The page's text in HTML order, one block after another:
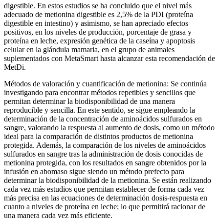
digestible. En estos estudios se ha concluido que el nivel más
adecuado de metionina digestible es 2,5% de la PDI (proteína
digestible en intestino) y asimismo, se han apreciado efectos
positivos, en los niveles de producción, porcentaje de grasa y
proteína en leche, expresión genética de la caseína y apoptosis
celular en la glándula mamaria, en el grupo de animales
suplementados con MetaSmart hasta alcanzar esta recomendación de
MetDi.
Métodos de valoración y cuantificación de metionina: Se continúa
investigando para encontrar métodos repetibles y sencillos que
permitan determinar la biodisponibilidad de una manera
reproducible y sencilla. En este sentido, se sigue empleando la
determinación de la concentración de aminoácidos sulfurados en
sangre, valorando la respuesta al aumento de dosis, como un método
ideal para la comparación de distintos productos de metionina
protegida. Además, la comparación de los niveles de aminoácidos
sulfurados en sangre tras la administración de dosis conocidas de
metionina protegida, con los resultados en sangre obtenidos por la
infusión en abomaso sigue siendo un método prefecto para
determinar la biodisponibilidad de la metionina. Se están realizando
cada vez más estudios que permitan establecer de forma cada vez
más precisa en las ecuaciones de determinación dosis-respuesta en
cuanto a niveles de proteína en leche; lo que permitirá racionar de
una manera cada vez más eficiente.